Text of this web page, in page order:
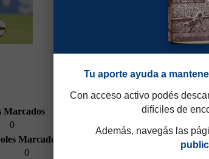
Marcados
0
Marcados
0
Tu aporte ayuda a
Con acceso activo podés
difíciles de
Además, navegás las